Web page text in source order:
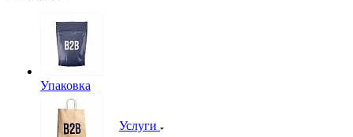
Упаковка
Услуги